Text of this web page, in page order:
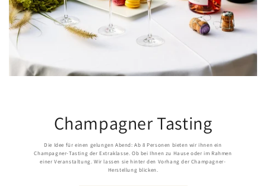
Champagner Tasting
Die Idee für einen gelungen Abend: Ab 8 Personen bieten wir ihnen ein
Champagner-Tasting der Extraklasse. Ob bei Ihnen zu Hause oder im Rahmen
einer Veranstaltung. Wir lassen sie hinter den Vorhang der Champagner-
Herstellung blicken.